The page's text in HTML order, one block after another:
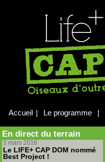
Accueil | Le programme |
En direct du terrain
3 mars 2016
Le LIFE+ CAP DOM nommé
Best Project !